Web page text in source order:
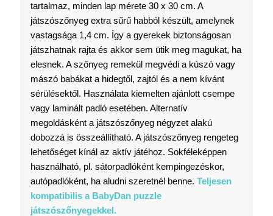
tartalmaz, minden lap mérete 30 x 30 cm. A
játszószőnyeg extra sűrű habból készült, amelynek
vastagsága 1,4 cm. Így a gyerekek biztonságosan
játszhatnak rajta és akkor sem ütik meg magukat, ha
elesnek. A szőnyeg remekül megvédi a kúszó vagy
mászó babákat a hidegtől, zajtól és a nem kívánt
sérülésektől. Használata kiemelten ajánlott csempe
vagy laminált padló esetében. Alternatív
megoldásként a játszószőnyeg négyzet alakú
dobozzá is összeállítható. A játszószőnyeg rengeteg
lehetőséget kínál az aktív játéhoz. Sokféleképpen
használható, pl. sátorpadlóként kempingezéskor,
autópadlóként, ha aludni szeretnél benne. Teljesen
kompatibilis a BabyDan puzzle
játszószőnyegekkel.